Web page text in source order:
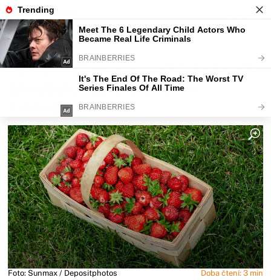
Fajntip.cz Bydlení
Pochutnejte si na svých lahodných
jahodách, vypěstovaných v
květináči
Foto: Sunmax / Depositphotos Doba čtení: 3 min